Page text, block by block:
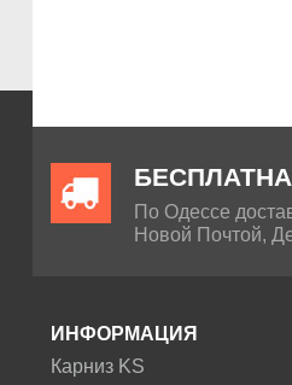
По Одессе
Новой Почтой,
ИНФОРМАЦИЯ
Карниз KS